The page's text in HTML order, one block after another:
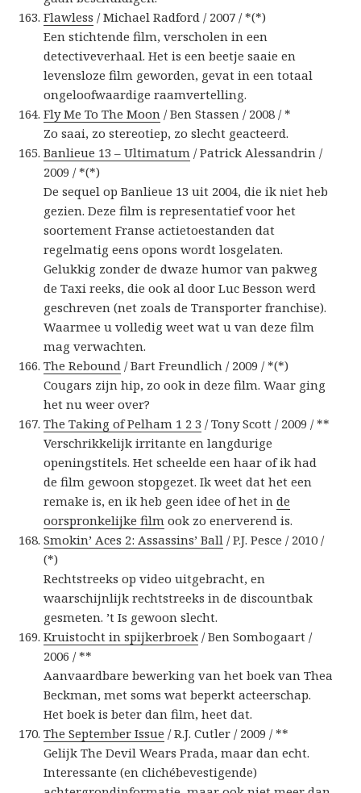
Flawless / Michael Radford / 2007 / *(*)
Een stichtende film, verscholen in een
detectiveverhaal. Het is een beetje saaie en
levensloze film geworden, gevat in een totaal
ongeloofwaardige raamvertelling.
Fly Me To The Moon / Ben Stassen / 2008 / *
Zo saai, zo stereotiep, zo slecht geacteerd.
Banlieue 13 – Ultimatum / Patrick Alessandrin /
2009 / *(*)
De sequel op Banlieue 13 uit 2004, die ik niet heb
gezien. Deze film is representatief voor het
soortement Franse actietoestanden dat
regelmatig eens opons wordt losgelaten.
Gelukkig zonder de dwaze humor van pakweg
de Taxi reeks, die ook al door Luc Besson werd
geschreven (net zoals de Transporter franchise).
Waarmee u volledig weet wat u van deze film
mag verwachten.
The Rebound / Bart Freundlich / 2009 / *(*)
Cougars zijn hip, zo ook in deze film. Waar ging
het nu weer over?
The Taking of Pelham 1 2 3 / Tony Scott / 2009 / **
Verschrikkelijk irritante en langdurige
openingstitels. Het scheelde een haar of ik had
de film gewoon stopgezet. Ik weet dat het een
remake is, en ik heb geen idee of het inde
oorspronkelijke film ook zo enerverend is.
Smokin’ Aces 2: Assassins’ Ball / P.J. Pesce / 2010 /
(*)
Rechtstreeks op video uitgebracht, en
waarschijnlijk rechtstreeks in de discountbak
gesmeten. ’t Is gewoon slecht.
Kruistocht in spijkerbroek / Ben Sombogaart /
2006 / **
Aanvaardbare bewerking van het boek van Thea
Beckman, met soms wat beperkt acteerschap.
Het boek is beter dan film, heet dat.
The September Issue / R.J. Cutler / 2009 / **
Gelijk The Devil Wears Prada, maar dan echt.
Interessante (en clichébevestigende)